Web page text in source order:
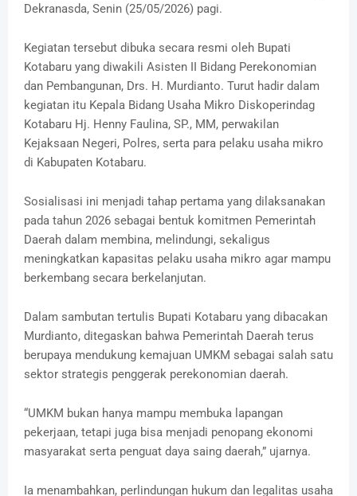
Dekranasda, Senin (25/05/2026) pagi.
Kegiatan tersebut dibuka secara resmi oleh Bupati
Kotabaru yang diwakili Asisten II Bidang Perekonomian
dan Pembangunan, Drs. H. Murdianto. Turut hadir dalam
kegiatan itu Kepala Bidang Usaha Mikro Diskoperindag
Kotabaru Hj. Henny Faulina, SP., MM, perwakilan
Kejaksaan Negeri, Polres, serta para pelaku usaha mikro
di Kabupaten Kotabaru.
Sosialisasi ini menjadi tahap pertama yang dilaksanakan
pada tahun 2026 sebagai bentuk komitmen Pemerintah
Daerah dalam membina, melindungi, sekaligus
meningkatkan kapasitas pelaku usaha mikro agar mampu
berkembang secara berkelanjutan.
Dalam sambutan tertulis Bupati Kotabaru yang dibacakan
Murdianto, ditegaskan bahwa Pemerintah Daerah terus
berupaya mendukung kemajuan UMKM sebagai salah satu
sektor strategis penggerak perekonomian daerah.
“UMKM bukan hanya mampu membuka lapangan
pekerjaan, tetapi juga bisa menjadi penopang ekonomi
masyarakat serta penguat daya saing daerah,” ujarnya.
Ia menambahkan, perlindungan hukum dan legalitas usaha